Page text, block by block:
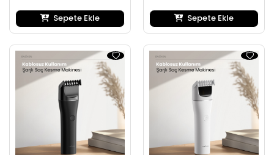
Sepete Ekle Sepete Ekle